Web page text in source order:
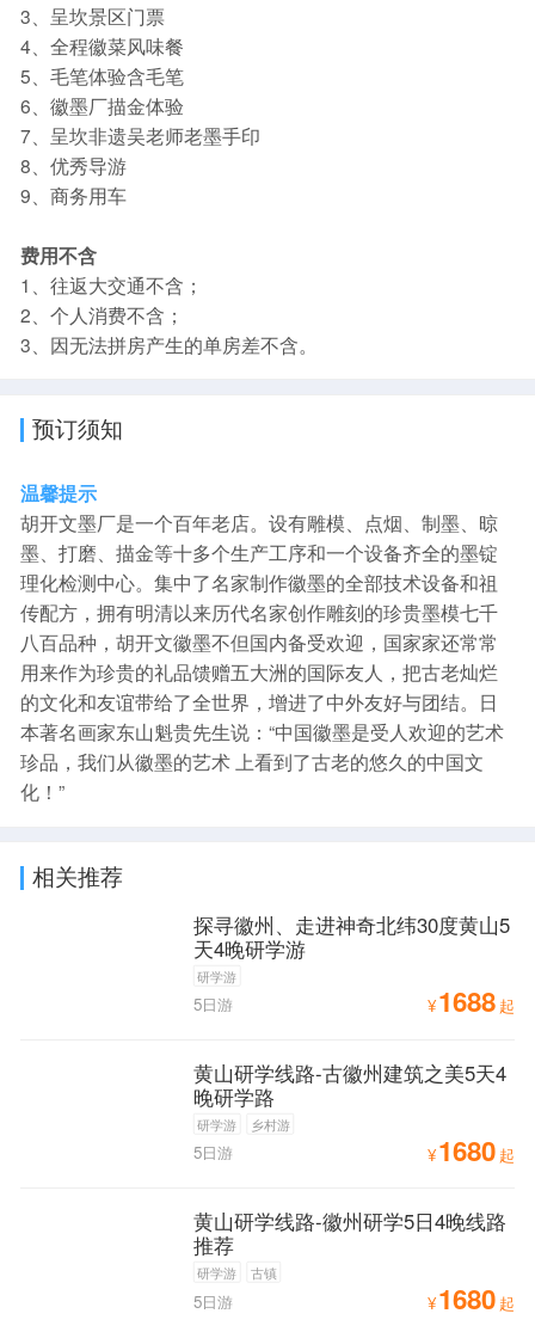
3、呈坎景区门票
4、全程徽菜风味餐
5、毛笔体验含毛笔
6、徽墨厂描金体验
7、呈坎非遗吴老师老墨手印
8、优秀导游
9、商务用车
费用不含
1、往返大交通不含；
2、个人消费不含；
3、因无法拼房产生的单房差不含。
预订须知
温馨提示
胡开文墨厂是一个百年老店。设有雕模、点烟、制墨、晾
墨、打磨、描金等十多个生产工序和一个设备齐全的墨锭
理化检测中心。集中了名家制作徽墨的全部技术设备和祖
传配方，拥有明清以来历代名家创作雕刻的珍贵墨模七千
八百品种，胡开文徽墨不但国内备受欢迎，国家家还常常
用来作为珍贵的礼品馈赠五大洲的国际友人，把古老灿烂
的文化和友谊带给了全世界，增进了中外友好与团结。日
本著名画家东山魁贵先生说：“中国徽墨是受人欢迎的艺术
珍品，我们从徽墨的艺术 上看到了古老的悠久的中国文
化！”
相关推荐
探寻徽州、走进神奇北纬30度黄山5
天4晚研学游
研学游
¥1688 起
5日游
黄山研学线路-古徽州建筑之美5天4
晚研学路
研学游 乡村游
¥1680 起
5日游
黄山研学线路-徽州研学5日4晚线路
推荐
研学游 古镇
¥1680 起
5日游